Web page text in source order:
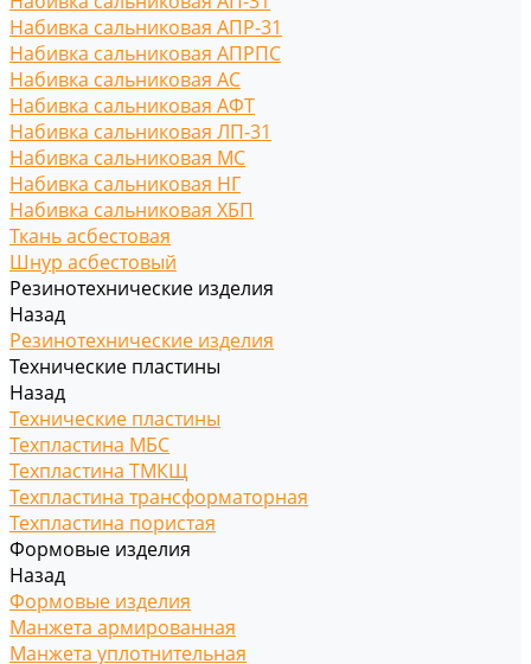
Набивка сальниковая АПР-31
Набивка сальниковая АПРПС
Набивка сальниковая АС
Набивка сальниковая АФТ
Набивка сальниковая ЛП-31
Набивка сальниковая МС
Набивка сальниковая НГ
Набивка сальниковая ХБП
Ткань асбестовая
Шнур асбестовый
Резинотехнические изделия
Назад
Резинотехнические изделия
Технические пластины
Назад
Технические пластины
Техпластина МБС
Техпластина ТМКЩ
Техпластина трансформаторная
Техпластина пористая
Формовые изделия
Назад
Формовые изделия
Манжета армированная
Манжета уплотнительная